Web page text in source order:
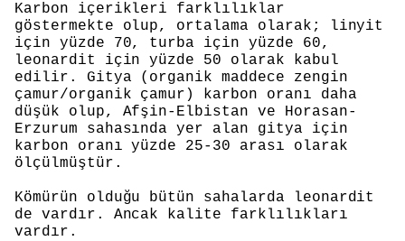
Karbon içerikleri farklılıklar
göstermekte olup, ortalama olarak; linyit
için yüzde 70, turba için yüzde 60,
leonardit için yüzde 50 olarak kabul
edilir. Gitya (organik maddece zengin
çamur/organik çamur) karbon oranı daha
düşük olup, Afşin-Elbistan ve Horasan-
Erzurum sahasında yer alan gitya için
karbon oranı yüzde 25-30 arası olarak
ölçülmüştür.
Kömürün olduğu bütün sahalarda leonardit
de vardır. Ancak kalite farklılıkları
vardır.